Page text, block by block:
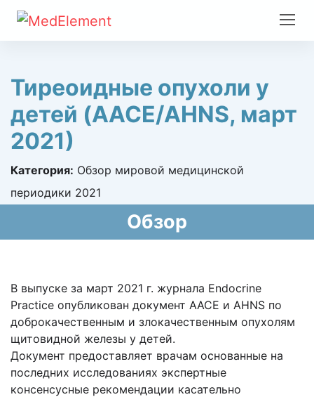
Тиреоидные опухоли у
детей (AACE/AHNS, март
2021)
Категория: Обзор мировой медицинской
периодики 2021
Обзор
В выпуске за март 2021 г. журнала Endocrine
Practice опубликован документ AACE и AHNS по
доброкачественным и злокачественным опухолям
щитовидной железы у детей.
Документ предоставляет врачам основанные на
последних исследованиях экспертные
консенсусные рекомендации касательно